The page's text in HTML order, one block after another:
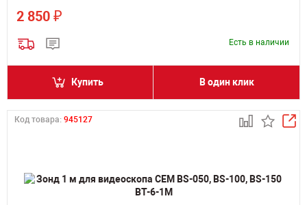
2 850 ₽
Есть в наличии
Купить В один клик
Код товара: 945127